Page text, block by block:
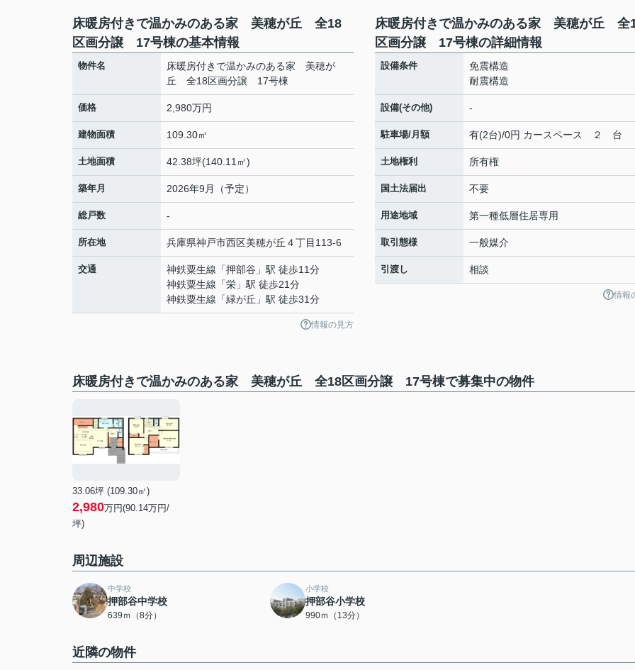
床暖房付きで温かみのある家 美穂が丘 全18
区画分譲 17号棟の基本情報
物件名
床暖房付きで温かみのある家 美穂が
丘 全18区画分譲 17号棟
価格 2,980万円
建物面積 109.30㎡
土地面積 42.38坪(140.11㎡)
築年月 2026年9月（予定）
総戸数 -
所在地 兵庫県神戸市西区美穂が丘 ４丁目113-6
交通 神鉄粟生線 「押部谷 」駅 徒歩11分
神鉄粟生線 「栄 」駅 徒歩21分
神鉄粟生線 「緑が丘 」駅 徒歩31分
情報の見方
床暖房付きで温かみのある家 美穂が丘 全
区画分譲 17号棟の詳細情報
設備条件
免震構造
耐震構造
設備(その他) -
駐車場/月額 有(2台)/0円 カースペース ２ 台
土地権利 所有権
国土法届出 不要
用途地域 第一種低層住居専用
取引態様 一般媒介
引渡し 相談
情報
床暖房付きで温かみのある家 美穂が丘 全18区画分譲 17号棟で募集中の物件
33.06坪 (109.30㎡)
2,980万円(90.14万円/
坪)
周辺施設
中学校
押部谷中学校
639ｍ（8分）
小学校
押部谷小学校
990ｍ（13分）
近隣の物件